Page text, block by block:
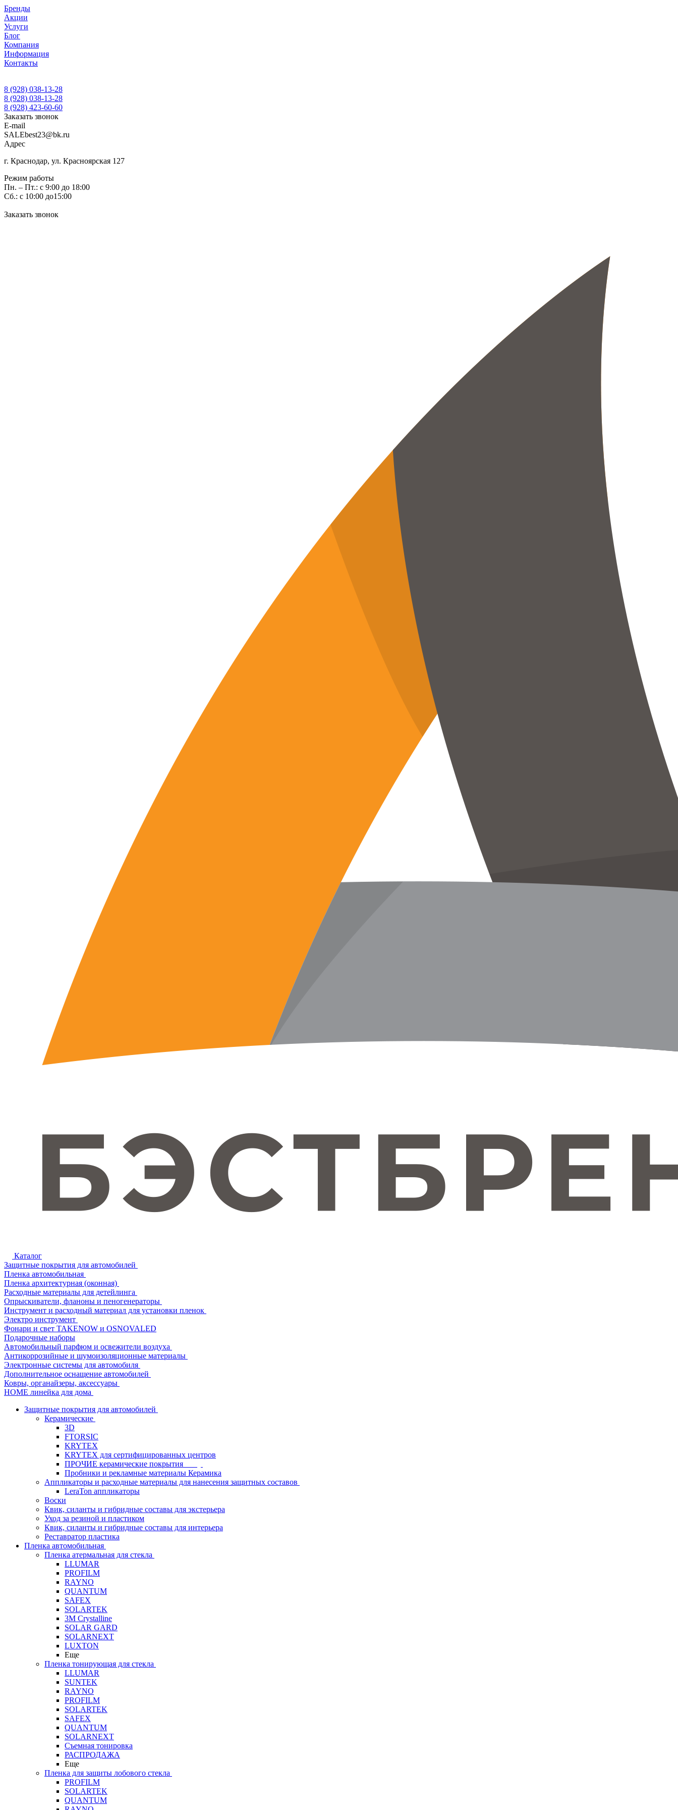
Бренды
Акции
Услуги
Блог
Компания
Информация
Контакты
8 (928) 038-13-28
8 (928) 038-13-28
8 (928) 423-60-60
Заказать звонок
E-mail
SALEbest23@bk.ru
Адрес
г. Краснодар, ул. Красноярская 127
Режим работы
Пн. – Пт.: с 9:00 до 18:00
Сб.: с 10:00 до15:00
Заказать звонок
Каталог
Защитные покрытия для автомобилей
Пленка автомобильная
Пленка архитектурная (оконная)
Расходные материалы для детейлинга
Опрыскиватели, фланоны и пеногенераторы
Инструмент и расходный материал для установки пленок
Электро инструмент
Фонари и свет TAKENOW и OSNOVALED
Подарочные наборы
Автомобильный парфюм и освежители воздуха
Антикоррозийные и шумоизоляционные материалы
Электронные системы для автомобиля
Дополнительное оснащение автомобилей
Ковры, органайзеры, аксессуары
HOME линейка для дома
Защитные покрытия для автомобилей
Керамические
3D
FTORSIC
KRYTEX
KRYTEX для сертифицированных центров
ПРОЧИЕ керамические покрытия
Пробники и рекламные материалы Керамика
Аппликаторы и расходные материалы для нанесения защитных составов
LeraTon аппликаторы
Воски
Квик, силанты и гибридные составы для экстерьера
Уход за резиной и пластиком
Квик, силанты и гибридные составы для интерьера
Реставратор пластика
Пленка автомобильная
Пленка атермальная для стекла
LLUMAR
PROFILM
RAYNO
QUANTUM
SAFEX
SOLARTEK
3M Crystalline
SOLAR GARD
SOLARNEXT
LUXTON
Еще
Пленка тонирующая для стекла
LLUMAR
SUNTEK
RAYNO
PROFILM
SOLARTEK
SAFEX
QUANTUM
SOLARNEXT
Съемная тонировка
РАСПРОДАЖА
Еще
Пленка для защиты лобового стекла
PROFILM
SOLARTEK
QUANTUM